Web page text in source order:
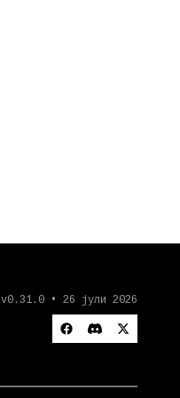
v0.31.0 • 26 јули 2026